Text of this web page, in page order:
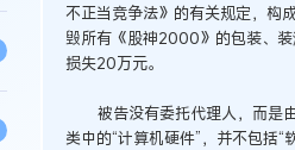
不正当竞争法》的有关规定，构
毁所有《股神2000》的包装、
损失20万元。
被告没有委托代理人，而是由
类中的“计算机硬件”，并不包括